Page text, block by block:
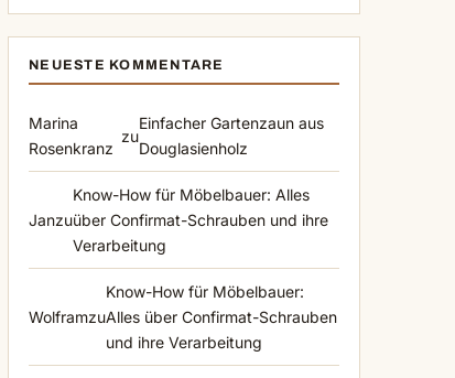
NEUESTE KOMMENTARE
Marina
Rosenkranz
zu
Einfacher Gartenzaun aus
Douglasienholz
Janzu
Know-How für Möbelbauer: Alles
über Confirmat-Schrauben und ihre
Verarbeitung
Wolframzu
Know-How für Möbelbauer:
Alles über Confirmat-Schrauben
und ihre Verarbeitung